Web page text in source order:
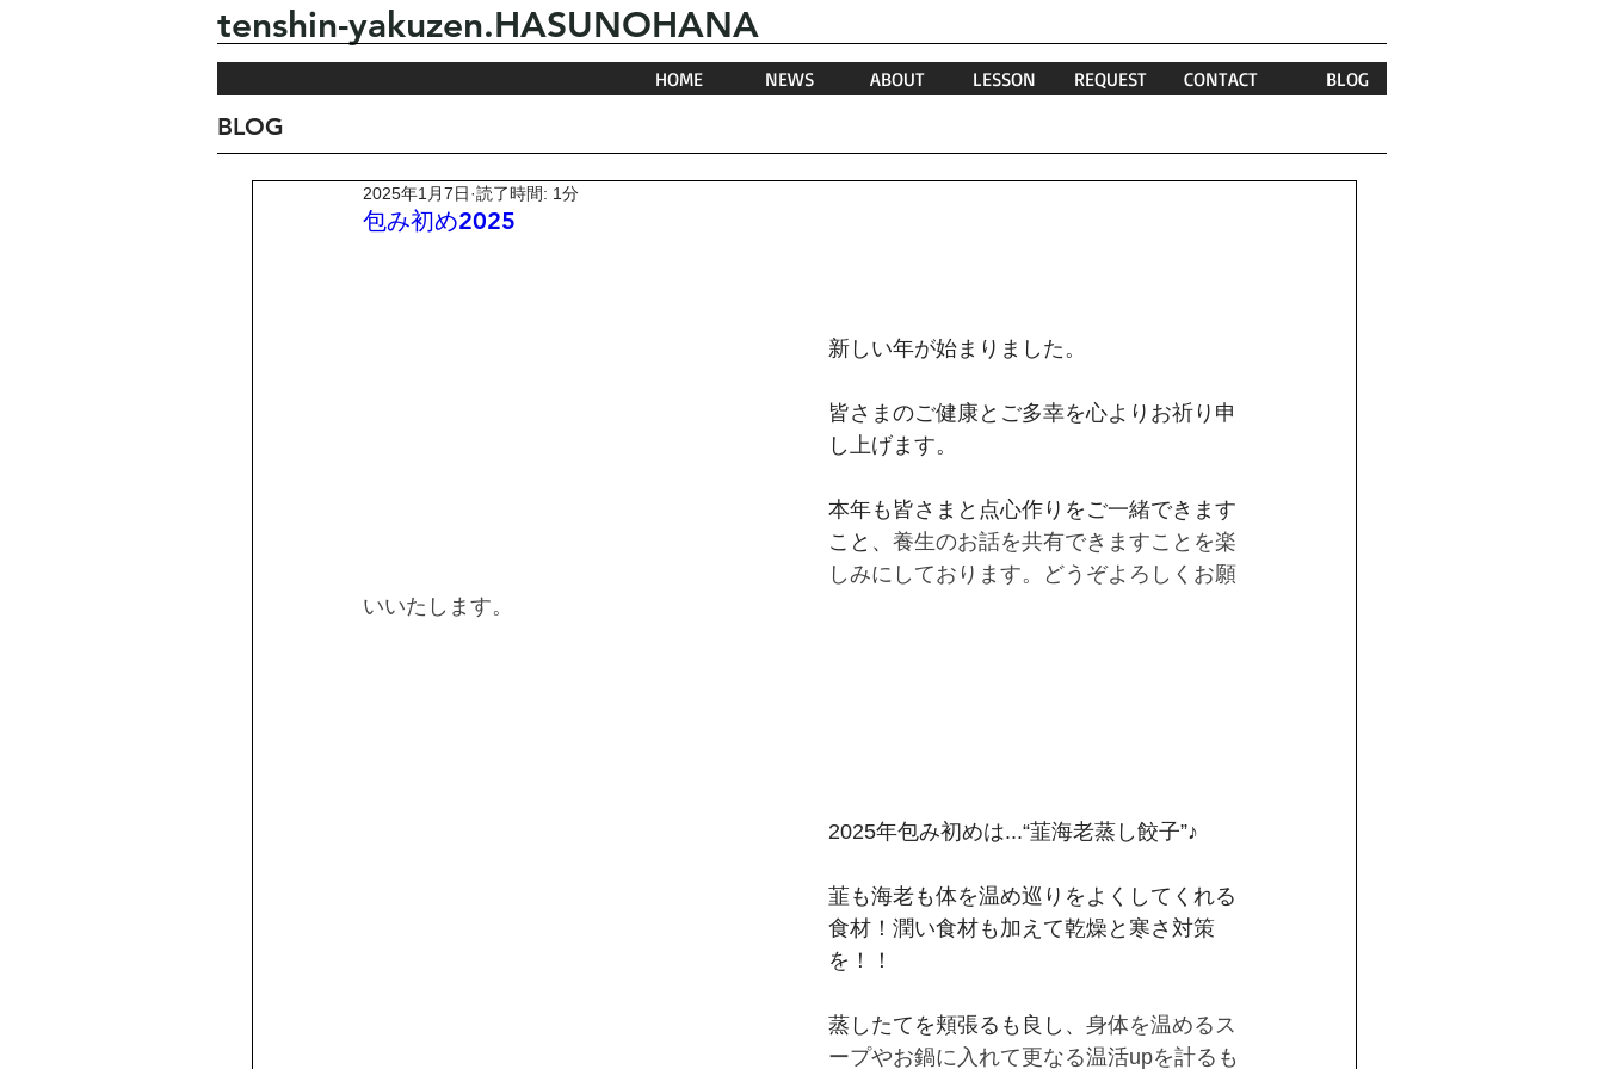
tenshin-yakuzen.HASUNOHANA
HOME NEWS ABOUT LESSON REQUEST CONTACT BLOG
BLOG
包み初め2025
2025年1月7日 読了時間: 1分
新しい年が始まりました。
皆さまのご健康とご多幸を心よりお祈り申
し上げます。
本年も皆さまと点心作りをご一緒できます
こと、 養生のお話を共有できますことを楽
しみにしております。どうぞよろしくお願
いいたします。
2025年包み初めは...“韮海老蒸し餃子”♪
韮も海老も体を温め巡りをよくしてくれる
食材！潤い食材も加えて乾燥と寒さ対策
を！！
蒸したてを頬張るも良し、 身体を温めるス
ープやお鍋に入れて更なる温活upを計るも